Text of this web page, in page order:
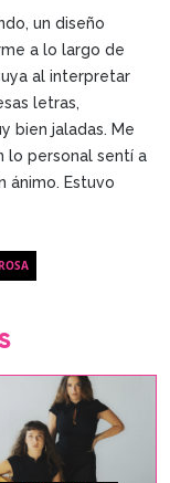
un diseño
a lo largo de
al interpretar
letras,
bien jaladas. Me
lo personal sentí a
ánimo. Estuvo